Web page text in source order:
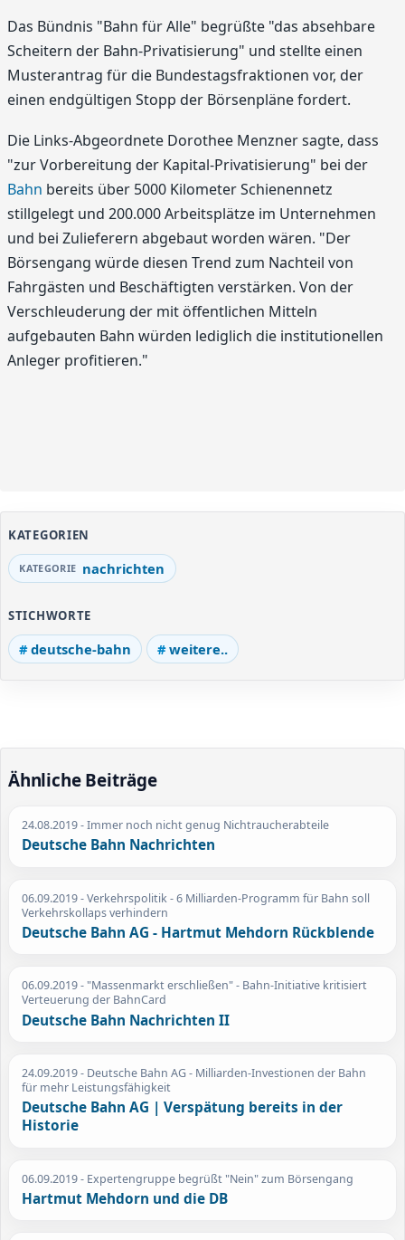
Das Bündnis "Bahn für Alle" begrüßte "das absehbare
Scheitern der Bahn-Privatisierung" und stellte einen
Musterantrag für die Bundestagsfraktionen vor, der
einen endgültigen Stopp der Börsenpläne fordert.
Die Links-Abgeordnete Dorothee Menzner sagte, dass
"zur Vorbereitung der Kapital-Privatisierung" bei der
Bahn bereits über 5000 Kilometer Schienennetz
stillgelegt und 200.000 Arbeitsplätze im Unternehmen
und bei Zulieferern abgebaut worden wären. "Der
Börsengang würde diesen Trend zum Nachteil von
Fahrgästen und Beschäftigten verstärken. Von der
Verschleuderung der mit öffentlichen Mitteln
aufgebauten Bahn würden lediglich die institutionellen
Anleger profitieren."
KATEGORIEN
nachrichten
STICHWORTE
deutsche-bahn weitere..
Ähnliche Beiträge
24.08.2019- Immer noch nicht genug Nichtraucherabteile
Deutsche Bahn Nachrichten
06.09.2019- Verkehrspolitik - 6 Milliarden-Programm für Bahn soll
Verkehrskollaps verhindern
Deutsche Bahn AG - Hartmut Mehdorn Rückblende
06.09.2019- "Massenmarkt erschließen" - Bahn-Initiative kritisiert
Verteuerung der BahnCard
Deutsche Bahn Nachrichten II
24.09.2019- Deutsche Bahn AG - Milliarden-Investionen der Bahn
für mehr Leistungsfähigkeit
Deutsche Bahn AG | Verspätung bereits in der
Historie
06.09.2019- Expertengruppe begrüßt "Nein" zum Börsengang
Hartmut Mehdorn und die DB